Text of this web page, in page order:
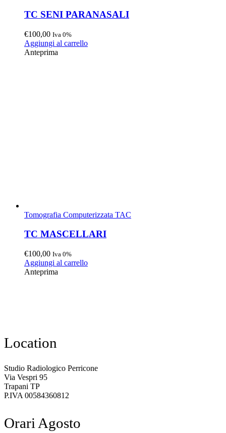
TC SENI PARANASALI
€100,00 Iva 0%
Aggiungi al carrello
Anteprima
Tomografia Computerizzata TAC
TC MASCELLARI
€100,00 Iva 0%
Aggiungi al carrello
Anteprima
Location
Studio Radiologico Perricone
Via Vespri 95
Trapani TP
P.IVA 00584360812
Orari Agosto